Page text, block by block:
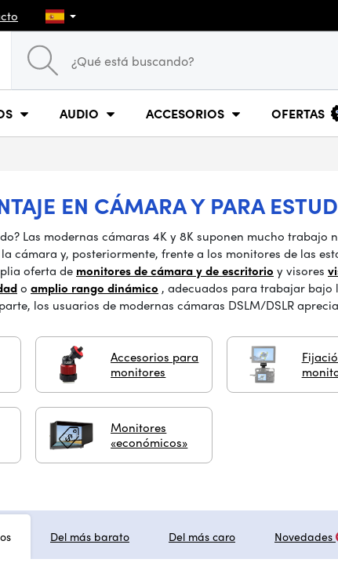
AUDIO ACCESORIOS OFERTAS
EN CÁMARA Y PARA
Las modernas cámaras 4K y 8K suponen mucho trabajo
cámara y, posteriormente, frente a los monitores de las
oferta de monitores de cámara y de escritorio y visores
o amplio rango dinámico , adecuados para trabajar bajo
los usuarios de modernas cámaras DSLM/DSLR
Accesorios para
monitores
Monitores
«económicos»
Del más barato Del más caro Novedades